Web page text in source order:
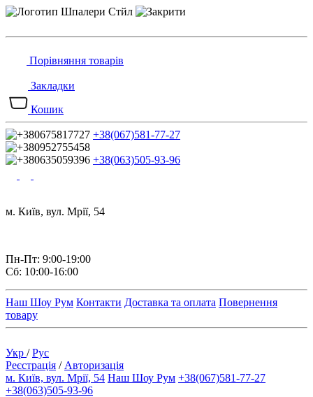
Порівняння товарів
Закладки
Кошик
+38(067)581-77-27
+38(063)505-93-96
м. Київ, вул. Мрії, 54
Пн-Пт: 9:00-19:00
Сб: 10:00-16:00
Наш Шоу Рум Контакти Доставка та оплата Повернення
товару
Укр /Рус
Реєстрація / Авторизація
м. Київ, вул. Мрії, 54 Наш Шоу Рум +38(067)581-77-27
+38(063)505-93-96